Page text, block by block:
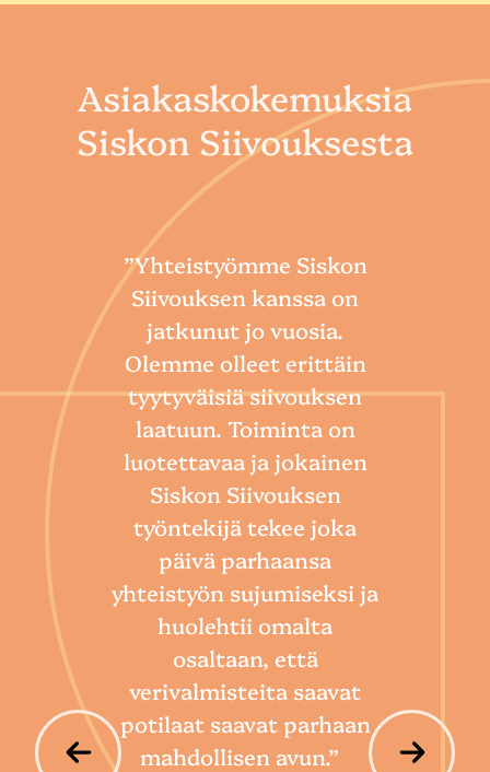
Asiakaskokemuksia
Siskon Siivouksesta
”Yhteistyömme Siskon
Siivouksen kanssa on
jatkunut jo vuosia.
Olemme olleet erittäin
tyytyväisiä siivouksen
laatuun. Toiminta on
luotettavaa ja jokainen
Siskon Siivouksen
työntekijä tekee joka
päivä parhaansa
yhteistyön sujumiseksi ja
huolehtii omalta
osaltaan, että
verivalmisteita saavat
potilaat saavat parhaan
mahdollisen avun.”